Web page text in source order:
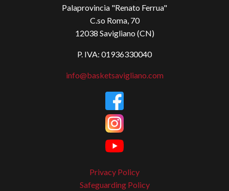
Palaprovincia "Renato Ferrua"
C.so Roma, 70
12038 Savigliano (CN)
P. IVA: 01936330040
info@basketsavigliano.com
Privacy Policy
Safeguarding Policy